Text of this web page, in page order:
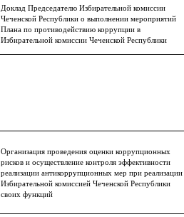
Доклад Председателю Избирательной комиссии
Чеченской Республики о выполнении мероприятий
Плана по противодействию коррупции в
Избирательной комиссии Чеченской Республики
Организация проведения оценки коррупционных
рисков и осуществление контроля эффективности
реализации антикоррупционных мер при реализации
Избирательной комиссией Чеченской Республики
своих функций